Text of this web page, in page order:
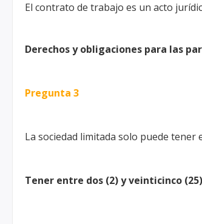
El contrato de trabajo es un acto
Derechos y obligaciones para las
Pregunta 3
La sociedad limitada solo puede tener
Tener entre dos (2) y veinticinco